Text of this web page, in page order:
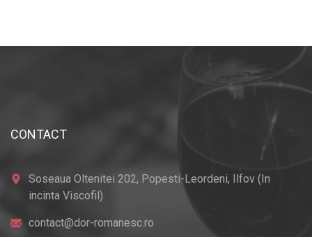
CONTACT
Soseaua Oltenitei 202, Popesti-Leordeni, Ilfov (In
incinta Viscofil)
contact@dor-romanesc.ro